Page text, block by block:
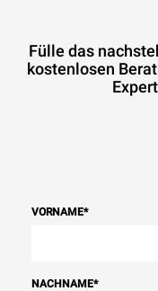
Fülle das
kostenlosen
VORNAME*
NACHNAME*